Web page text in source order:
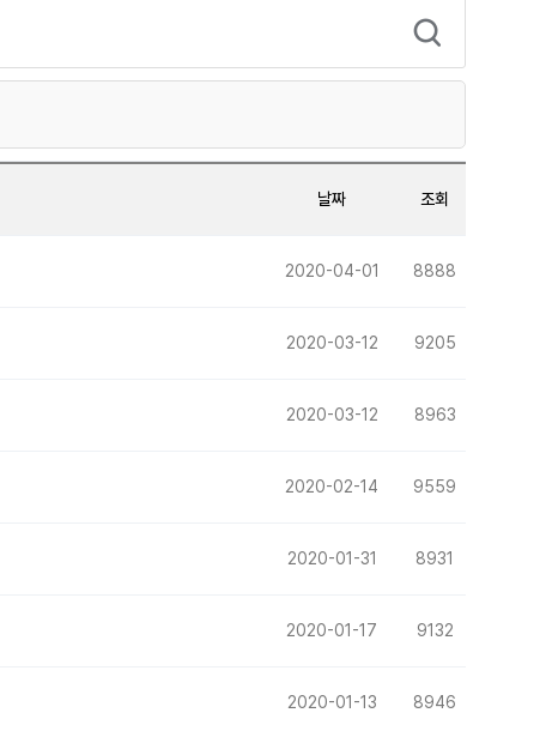
날짜 조회
2020-04-01 8888
2020-03-12 9205
2020-03-12 8963
2020-02-14 9559
2020-01-31 8931
2020-01-17 9132
2020-01-13 8946